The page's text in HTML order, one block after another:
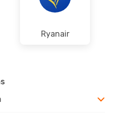
Ryanair